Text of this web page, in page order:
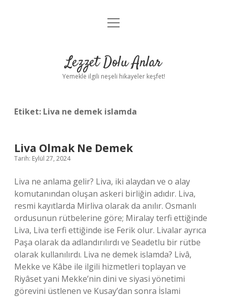
Anasayfa
Yasal Uyarı
menüyü
Lezzet Dolu Anlar
Yemekle ilgili neşeli hikayeler keşfet!
Etiket: Liva ne demek islamda
Liva Olmak Ne Demek
Tarih: Eylül 27, 2024
Liva ne anlama gelir? Liva, iki alaydan ve o alay
komutanından oluşan askeri birliğin adıdır. Liva,
resmi kayıtlarda Mirliva olarak da anılır. Osmanlı
ordusunun rütbelerine göre; Miralay terfi ettiğinde
Liva, Liva terfi ettiğinde ise Ferik olur. Livalar ayrıca
Paşa olarak da adlandırılırdı ve Seadetlu bir rütbe
olarak kullanılırdı. Liva ne demek islamda? Livâ,
Mekke ve Kâbe ile ilgili hizmetleri toplayan ve
Riyâset yani Mekke’nin dini ve siyasi yönetimi
görevini üstlenen ve Kusay’dan sonra İslami